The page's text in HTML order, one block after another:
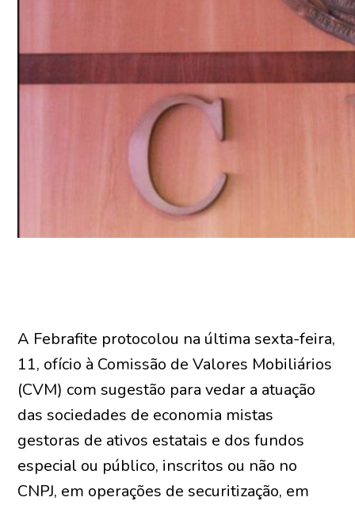
A Febrafite protocolou na última sexta-feira,
11, ofício à Comissão de Valores Mobiliários
(CVM) com sugestão para vedar a atuação
das sociedades de economia mistas
gestoras de ativos estatais e dos fundos
especial ou público, inscritos ou não no
CNPJ, em operações de securitização, em